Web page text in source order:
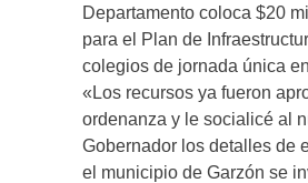
Departamento coloca $20
para el Plan de
colegios de jornada única
«Los recursos ya fueron
ordenanza y le socialicé al
Gobernador los detalles de
el municipio de Garzón se